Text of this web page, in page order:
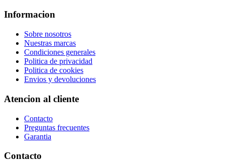
Informacion
Sobre nosotros
Nuestras marcas
Condiciones generales
Politica de privacidad
Politica de cookies
Envios y devoluciones
Atencion al cliente
Contacto
Preguntas frecuentes
Garantia
Contacto